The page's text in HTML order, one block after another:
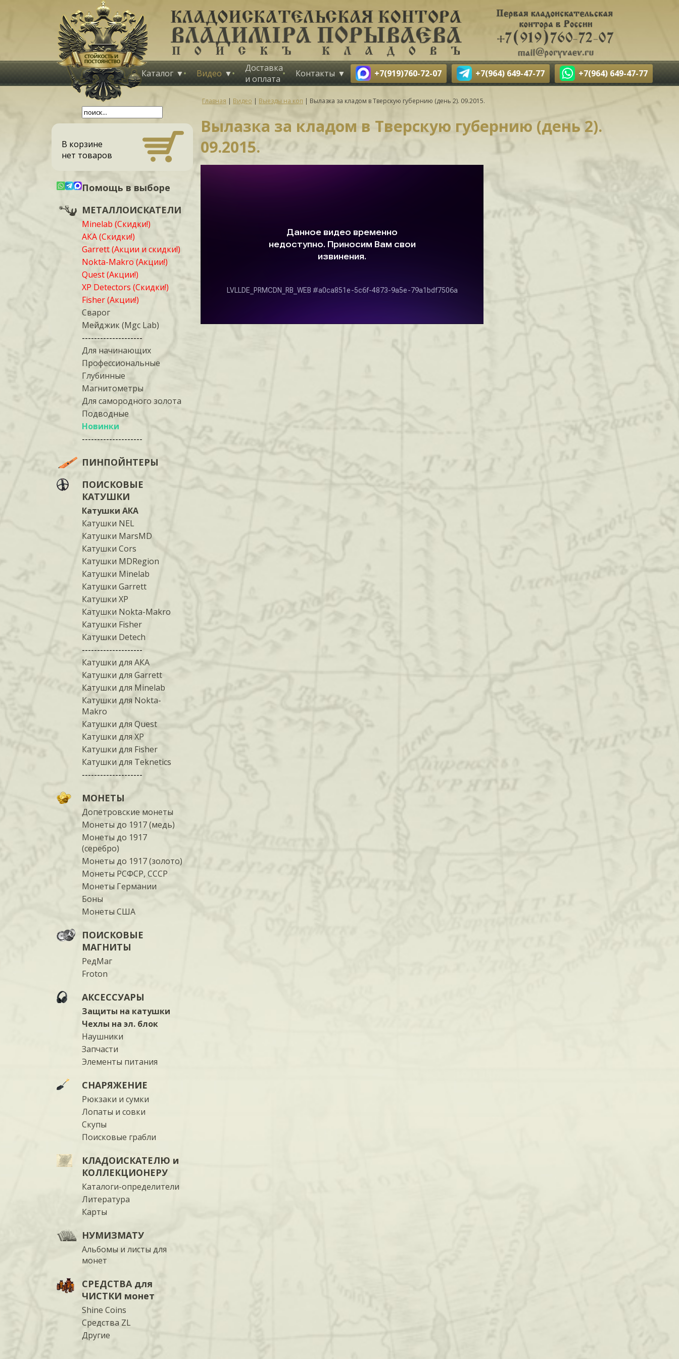
Каталог Видео
Доставка
и оплата
Контакты +7(919)760-72-07 +7(964) 649-47-77 +7(964) 649-47-77
В корзине
нет товаров
Помощь в выборе
МЕТАЛЛОИСКАТЕЛИ
Minelab (Скидки!)
АКА (Скидки!)
Garrett (Акции и скидки!)
Nokta-Makro (Акции!)
Quest (Акции!)
XP Detectors (Скидки!)
Fisher (Акции!)
Сварог
Мейджик (Mgc Lab)
--------------------
Для начинающих
Профессиональные
Глубинные
Магнитометры
Для самородного золота
Подводные
Новинки
--------------------
ПИНПОЙНТЕРЫ
ПОИСКОВЫЕ
КАТУШКИ
Катушки АКА
Катушки NEL
Катушки MarsMD
Катушки Cors
Катушки MDRegion
Катушки Minelab
Катушки Garrett
Катушки XP
Катушки Nokta-Makro
Катушки Fisher
Катушки Detech
--------------------
Катушки для АКА
Катушки для Garrett
Катушки для Minelab
Катушки для Nokta-
Makro
Катушки для Quest
Катушки для XP
Катушки для Fisher
Катушки для Teknetics
--------------------
МОНЕТЫ
Допетровские монеты
Монеты до 1917 (медь)
Монеты до 1917
(серебро)
Монеты до 1917 (золото)
Монеты РСФСР, СССР
Монеты Германии
Боны
Монеты США
ПОИСКОВЫЕ
МАГНИТЫ
РедМаг
Froton
АКСЕССУАРЫ
Защиты на катушки
Чехлы на эл. блок
Наушники
Запчасти
Элементы питания
СНАРЯЖЕНИЕ
Рюкзаки и сумки
Лопаты и совки
Скупы
Поисковые грабли
КЛАДОИСКАТЕЛЮ и
КОЛЛЕКЦИОНЕРУ
Каталоги-определители
Литература
Карты
НУМИЗМАТУ
Альбомы и листы для
монет
СРЕДСТВА для
ЧИСТКИ монет
Shine Coins
Средства ZL
Другие
Главная | Видео | Выезды на коп | Вылазка за кладом в Тверскую губернию (день 2). 09.2015.
Вылазка за кладом в Тверскую губернию (день 2).
09.2015.